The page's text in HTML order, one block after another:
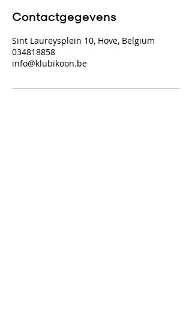
Contactgegevens
Sint Laureysplein 10, Hove, Belgium
034818858
info@klubikoon.be